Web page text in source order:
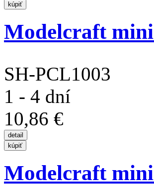
Modelcraft
SH-PCL1003
1 - 4 dní
10,86 €
Modelcraft